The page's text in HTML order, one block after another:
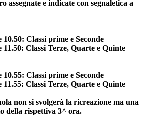
assegnate e indicate con segnaletica a
10.50: Classi prime e Seconde
11.50: Classi Terze, Quarte e Quinte
10.55: Classi prime e Seconde
11.55: Classi Terze, Quarte e Quinte
non si svolgerà la ricreazione ma una
della rispettiva 3^ ora.